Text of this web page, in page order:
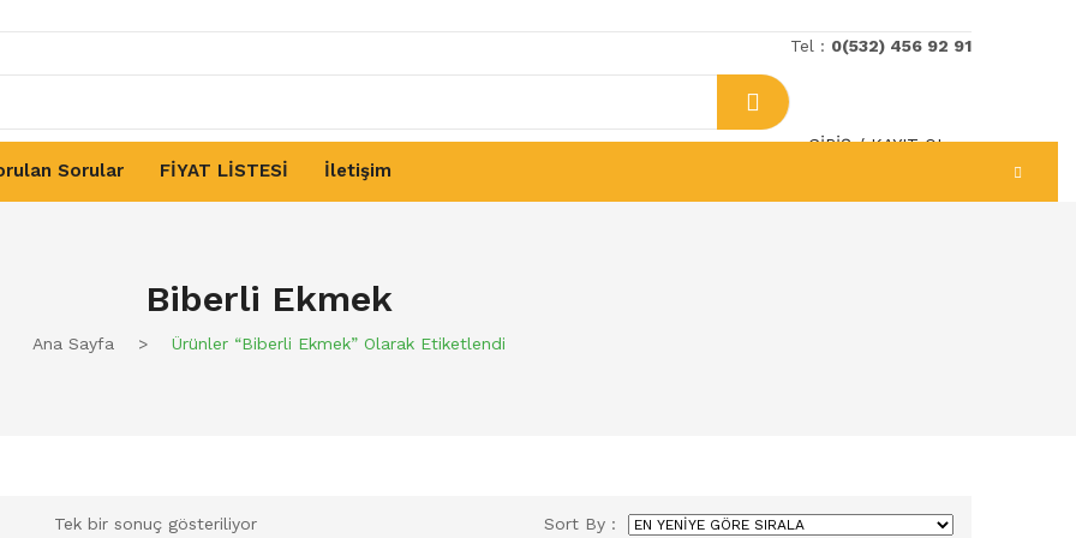
Tel : 0(532) 456 92 91
GIRIŞ/KAYIT OL
Sorular FİYAT LİSTESİ İletişim
Biberli Ekmek
Ana Sayfa > Ürünler “biberli Ekmek” Olarak Etiketlendi
Tek bir sonuç gösteriliyor Sort By :